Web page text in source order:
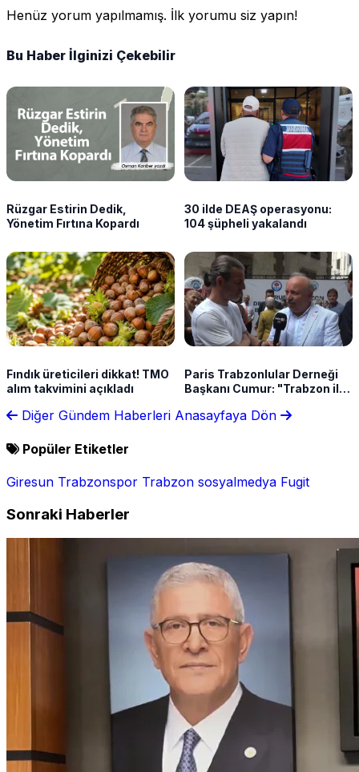
Henüz yorum yapılmamış. İlk yorumu siz yapın!
Bu Haber İlginizi Çekebilir
Rüzgar Estirin Dedik,
Yönetim Fırtına Kopardı
30 ilde DEAŞ operasyonu:
104 şüpheli yakalandı
Fındık üreticileri dikkat! TMO
alım takvimini açıkladı
Paris Trabzonlular Derneği
Başkanı Cumur: "Trabzon ile
kuruyoruz"
Diğer Gündem Haberleri Anasayfaya Dön
Popüler Etiketler
Giresun Trabzonspor Trabzon sosyalmedya Fugit
Sonraki Haberler